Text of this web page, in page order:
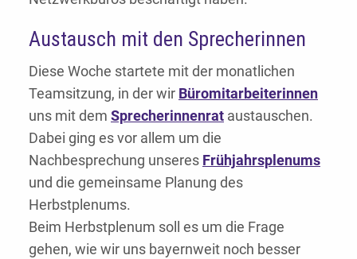
Austausch mit den Sprecherinnen
Diese Woche startete mit der monatlichen
Teamsitzung, in der wir Büromitarbeiterinnen
uns mit dem Sprecherinnenrat austauschen.
Dabei ging es vor allem um die
Nachbesprechung unseres Frühjahrsplenums
und die gemeinsame Planung des
Herbstplenums.
Beim Herbstplenum soll es um die Frage
gehen, wie wir uns bayernweit noch besser